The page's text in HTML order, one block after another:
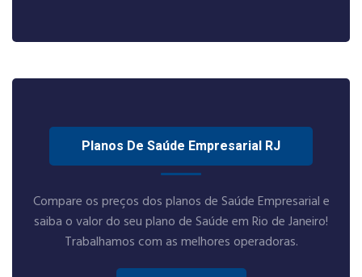
Planos De Saúde Empresarial RJ
Compare os preços dos planos de Saúde Empresarial e
saiba o valor do seu plano de Saúde em Rio de Janeiro!
Trabalhamos com as melhores operadoras.